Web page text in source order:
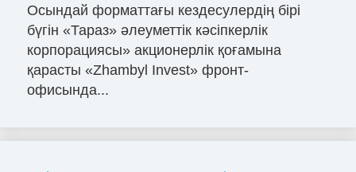
Осындай форматтағы кездесулердің бірі
бүгін «Тараз» әлеуметтік кәсіпкерлік
корпорациясы» акционерлік қоғамына
қарасты «Zhambyl Invest» фронт-
офисында...